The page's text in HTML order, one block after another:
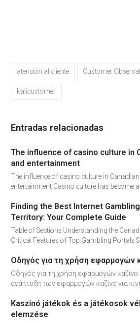
atención al cliente Customer
kalicustomer
Entradas relacionadas
The influence of casino culture in
and entertainment
The influence of casino culture in
entertainment Casino culture has become
Finding the Best Internet
Territory: Your Complete Guide
Table of Sections Understanding the
Critical Features of Top Gambling Portals
Οδηγός για τη χρήση εφαρμογών
Οδηγός για τη χρήση εφαρμογών καζίνο
ανάπτυξη των εφαρμογών καζίνο για
Kaszinó játékok és a játékosok
elemzése